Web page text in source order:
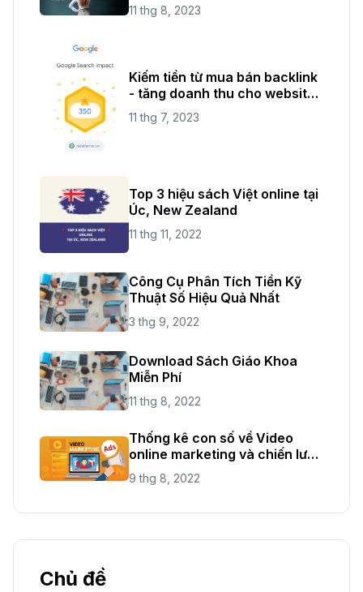
nghiệp rồi chứ?
11 thg 8, 2023
Kiếm tiền từ mua bán backlink
- tăng doanh thu cho website
của bạn
11 thg 7, 2023
Top 3 hiệu sách Việt online tại
Úc, New Zealand
11 thg 11, 2022
Công Cụ Phân Tích Tiền Kỹ
Thuật Số Hiệu Quả Nhất
3 thg 9, 2022
Download Sách Giáo Khoa
Miễn Phí
11 thg 8, 2022
Thống kê con số về Video
online marketing và chiến lược
mới năm 2021
9 thg 8, 2022
Chủ đề